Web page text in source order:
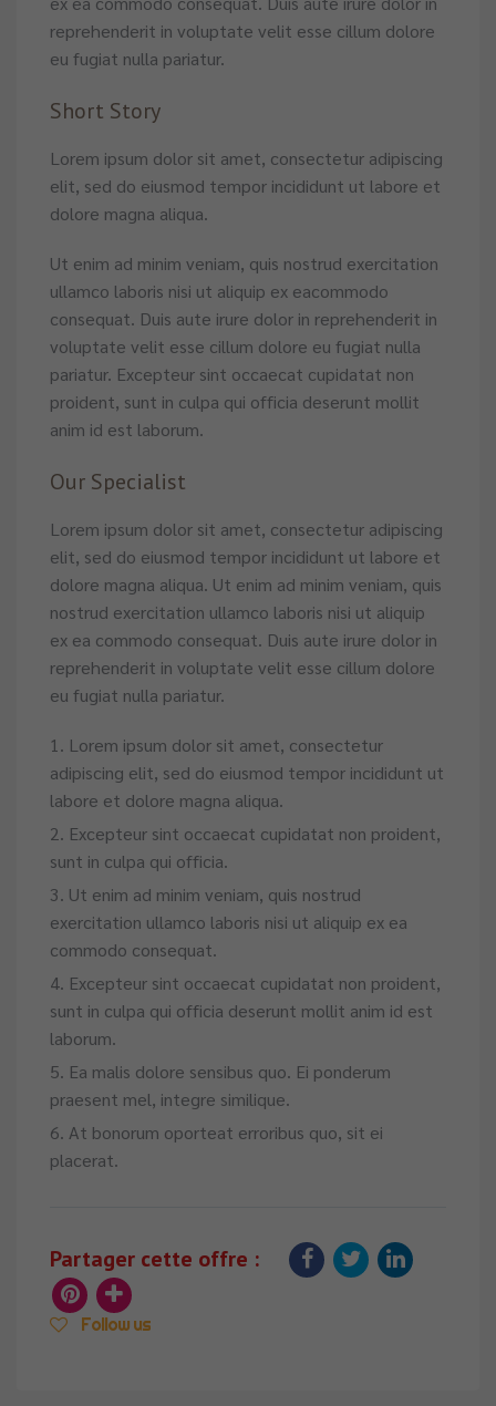
reprehenderit in voluptate velit esse cillum dolore
eu fugiat nulla pariatur.
Short Story
Lorem ipsum dolor sit amet, consectetur adipiscing
elit, sed do eiusmod tempor incididunt ut labore et
dolore magna aliqua.
Ut enim ad minim veniam, quis nostrud exercitation
ullamco laboris nisi ut aliquip ex eacommodo
consequat. Duis aute irure dolor in reprehenderit in
voluptate velit esse cillum dolore eu fugiat nulla
pariatur. Excepteur sint occaecat cupidatat non
proident, sunt in culpa qui officia deserunt mollit
anim id est laborum.
Our Specialist
Lorem ipsum dolor sit amet, consectetur adipiscing
elit, sed do eiusmod tempor incididunt ut labore et
dolore magna aliqua. Ut enim ad minim veniam, quis
nostrud exercitation ullamco laboris nisi ut aliquip
ex ea commodo consequat. Duis aute irure dolor in
reprehenderit in voluptate velit esse cillum dolore
eu fugiat nulla pariatur.
Lorem ipsum dolor sit amet, consectetur
adipiscing elit, sed do eiusmod tempor incididunt ut
labore et dolore magna aliqua.
Excepteur sint occaecat cupidatat non proident,
sunt in culpa qui officia.
Ut enim ad minim veniam, quis nostrud
exercitation ullamco laboris nisi ut aliquip ex ea
commodo consequat.
Excepteur sint occaecat cupidatat non proident,
sunt in culpa qui officia deserunt mollit anim id est
laborum.
Ea malis dolore sensibus quo. Ei ponderum
praesent mel, integre similique.
At bonorum oporteat erroribus quo, sit ei
placerat.
Partager cette offre :
Follow us